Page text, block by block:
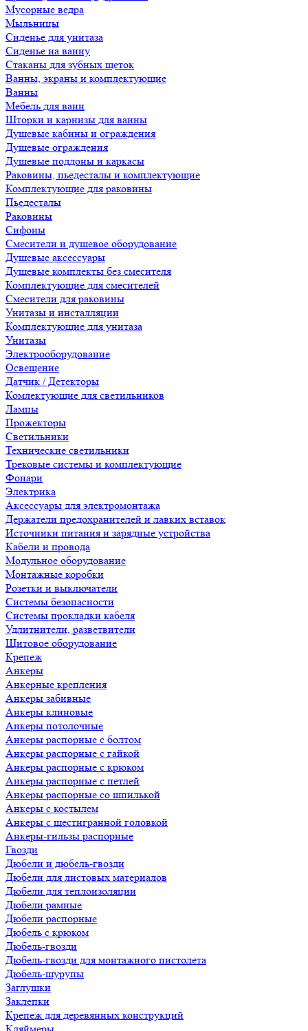
Мусорные ведра
Мыльницы
Сиденье для унитаза
Сиденье на ванну
Стаканы для зубных щеток
Ванны, экраны и комплектующие
Ванны
Мебель для ванн
Шторки и карнизы для ванны
Душевые кабины и ограждения
Душевые ограждения
Душевые поддоны и каркасы
Раковины, пьедесталы и комплектующие
Комплектующие для раковины
Пьедесталы
Раковины
Сифоны
Смесители и душевое оборудование
Душевые аксессуары
Душевые комплекты без смесителя
Комплектующие для смесителей
Смесители для раковины
Унитазы и инсталляции
Комплектующие для унитаза
Унитазы
Электрооборудование
Освещение
Датчик / Детекторы
Комлектующие для светильников
Лампы
Прожекторы
Светильники
Технические светильники
Трековые системы и комплектующие
Фонари
Электрика
Аксессуары для электромонтажа
Держатели предохранителей и лавких вставок
Источники питания и зарядные устройства
Кабели и провода
Модульное оборудование
Монтажные коробки
Розетки и выключатели
Системы безопасности
Системы прокладки кабеля
Удлитнители, разветвители
Щитовое оборудование
Крепеж
Анкеры
Анкерные крепления
Анкеры забивные
Анкеры клиновые
Анкеры потолочные
Анкеры распорные с болтом
Анкеры распорные с гайкой
Анкеры распорные с крюком
Анкеры распорные с петлей
Анкеры распорные со шпилькой
Анкеры с костылем
Анкеры с шестигранной головкой
Анкеры-гильзы распорные
Гвозди
Дюбели и дюбель-гвозди
Дюбели для листовых материалов
Дюбели для теплоизоляции
Дюбели рамные
Дюбели распорные
Дюбель с крюком
Дюбель-гвозди
Дюбель-гвозди для монтажного пистолета
Дюбель-шурупы
Заглушки
Заклепки
Крепеж для деревянных конструкций